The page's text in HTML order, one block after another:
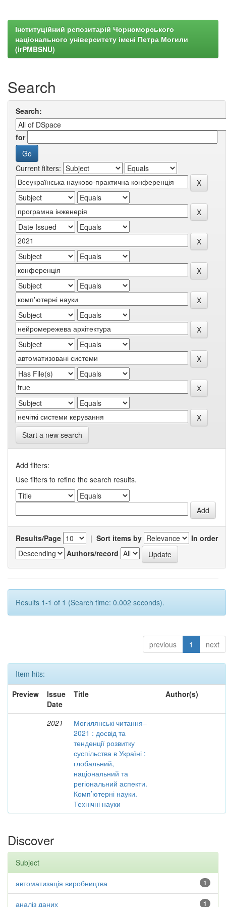
Інституційний репозитарій Чорноморського
національного університету імені Петра Могили
(irPMBSNU)
Search
Search:
for
Current filters:
Start a new search
Add filters:
Use filters to refine the search results.
Results/Page | Sort items by
In order
Authors/record
Results 1-1 of 1 (Search time: 0.002 seconds).
previous 1 next
Item hits:
Preview
Issue
Date
Title Author(s)
2021
Могилянські читання–
2021 : досвід та
тенденції розвитку
суспільства в Україні :
глобальний,
національний та
регіональний аспекти.
Комп’ютерні науки.
Технічні науки
Discover
Subject
1
автоматизація виробництва
1
аналіз даних